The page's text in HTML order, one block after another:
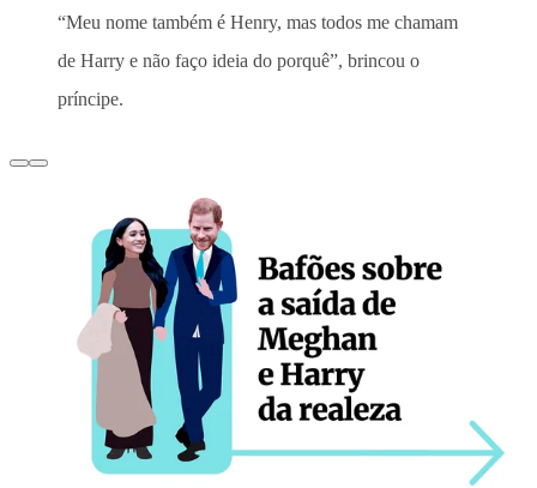
“Meu nome também é Henry, mas todos me chamam
de Harry e não faço ideia do porquê”, brincou o
príncipe.